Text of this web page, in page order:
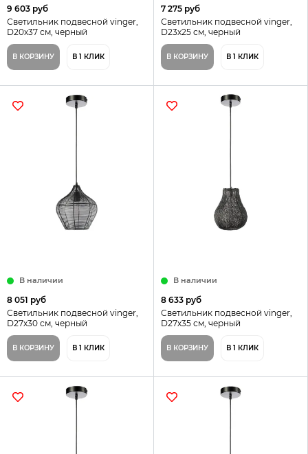
9 603 руб
Светильник подвесной vinger,
D20х37 см, черный
В КОРЗИНУ В 1 КЛИК
7 275 руб
Светильник подвесной vinger,
D23х25 см, черный
В КОРЗИНУ В 1 КЛИК
В наличии
8 051 руб
Светильник подвесной vinger,
D27х30 см, черный
В КОРЗИНУ В 1 КЛИК
В наличии
8 633 руб
Светильник подвесной vinger,
D27х35 см, черный
В КОРЗИНУ В 1 КЛИК